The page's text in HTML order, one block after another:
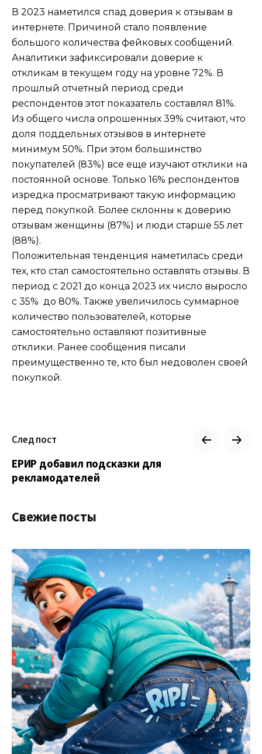
В 2023 наметился спад доверия к отзывам в
интернете. Причиной стало появление
большого количества фейковых сообщений.
Аналитики зафиксировали доверие к
откликам в текущем году на уровне 72%. В
прошлый отчетный период среди
респондентов этот показатель составлял 81%.
Из общего числа опрошенных 39% считают, что
доля поддельных отзывов в интернете
минимум 50%. При этом большинство
покупателей (83%) все еще изучают отклики на
постоянной основе. Только 16% респондентов
изредка просматривают такую информацию
перед покупкой. Более склонны к доверию
отзывам женщины (87%) и люди старше 55 лет
(88%).
Положительная тенденция наметилась среди
тех, кто стал самостоятельно оставлять отзывы. В
период с 2021 до конца 2023 их число выросло
с 35% до 80%. Также увеличилось суммарное
количество пользователей, которые
самостоятельно оставляют позитивные
отклики. Ранее сообщения писали
преимущественно те, кто был недоволен своей
покупкой.
След пост
ЕРИР добавил подсказки для
рекламодателей
Свежие посты